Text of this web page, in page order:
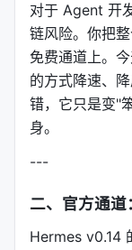
对于 Agent 开
链风险。你把
免费通道上。
的方式降速、
错，它只是变"
身。
---
二、官方通
Hermes v0.14